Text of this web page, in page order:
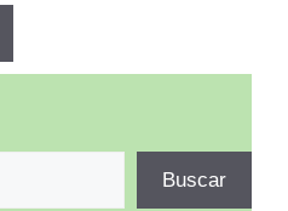
Buscar